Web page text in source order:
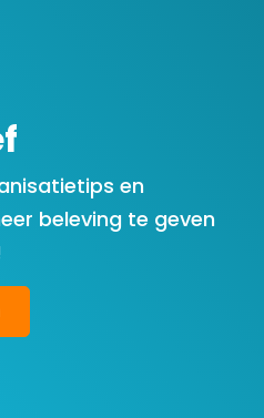
en
beleving te geven